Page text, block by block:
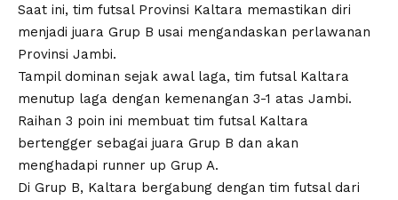
Saat ini, tim futsal Provinsi Kaltara memastikan diri
menjadi juara Grup B usai mengandaskan perlawanan
Provinsi Jambi.
Tampil dominan sejak awal laga, tim futsal Kaltara
menutup laga dengan kemenangan 3-1 atas Jambi.
Raihan 3 poin ini membuat tim futsal Kaltara
bertengger sebagai juara Grup B dan akan
menghadapi runner up Grup A.
Di Grup B, Kaltara bergabung dengan tim futsal dari